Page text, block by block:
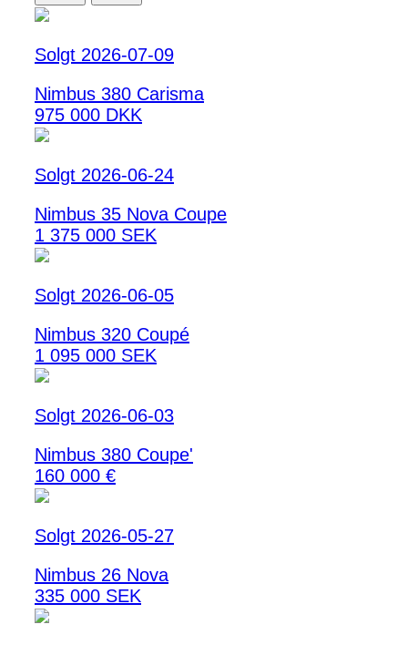
Solgt 2026-07-09
Nimbus 380 Carisma
975 000 DKK
Solgt 2026-06-24
Nimbus 35 Nova Coupe
1 375 000 SEK
Solgt 2026-06-05
Nimbus 320 Coupé
1 095 000 SEK
Solgt 2026-06-03
Nimbus 380 Coupe'
160 000 €
Solgt 2026-05-27
Nimbus 26 Nova
335 000 SEK